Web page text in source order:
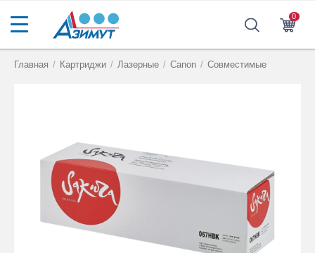
0
Главная / Картриджи / Лазерные / Canon / Совместимые